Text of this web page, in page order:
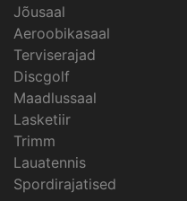
Jõusaal
Aeroobikasaal
Terviserajad
Discgolf
Maadlussaal
Lasketiir
Trimm
Lauatennis
Spordirajatised